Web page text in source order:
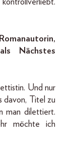
Nächstes
Und nur
davon, Titel zu
man dilettiert.
möchte ich